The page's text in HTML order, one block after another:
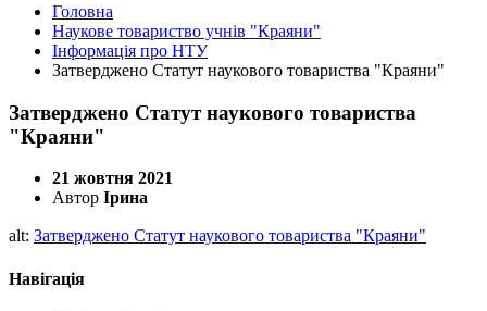
Головна
Наукове товариство учнів "Краяни"
Інформація про НТУ
Затверджено Статут наукового товариства "Краяни"
Затверджено Статут наукового товариства
"Краяни"
21 жовтня 2021
Автор Ірина
alt: Затверджено Статут наукового товариства "Краяни"
Навігація